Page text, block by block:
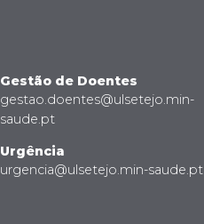
Gestão de Doentes
gestao.doentes@ulsetejo.min-
saude.pt
Urgência
urgencia@ulsetejo.min-saude.pt